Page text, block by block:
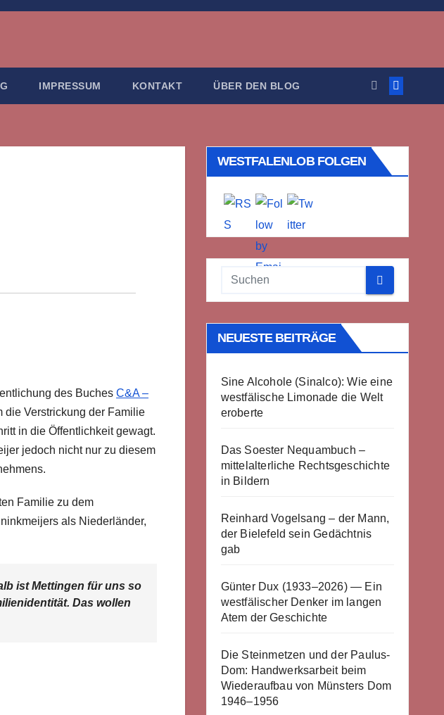
IMPRESSUM KONTAKT ÜBER DEN BLOG
des Buches C&A –
die Verstrickung der Familie
in die Öffentlichkeit gewagt.
jedoch nicht nur zu diesem
Familie zu dem
als Niederländer,
ist Mettingen für uns so
Das wollen
WESTFALENLOB FOLGEN
NEUESTE BEITRÄGE
Sine Alcohole (Sinalco): Wie eine
westfälische Limonade die Welt
eroberte
Das Soester Nequambuch –
mittelalterliche Rechtsgeschichte
in Bildern
Reinhard Vogelsang – der Mann,
der Bielefeld sein Gedächtnis
gab
Günter Dux (1933–2026) — Ein
westfälischer Denker im langen
Atem der Geschichte
Die Steinmetzen und der Paulus-
Dom: Handwerksarbeit beim
Wiederaufbau von Münsters Dom
1946–1956